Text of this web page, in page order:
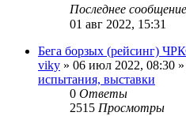
Последнее сообщение
01 авг 2022, 15:31
Бега борзых (рейсинг)
viky » 06 июл 2022, 08:30
испытания, выставки
0 Ответы
2515 Просмотры